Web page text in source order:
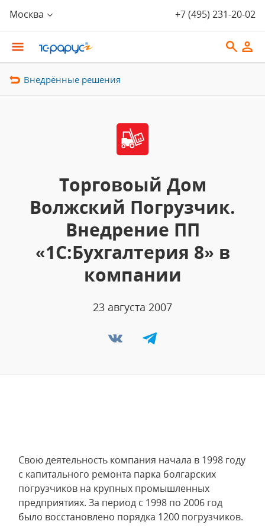
Москва +7 (495) 231-20-02
Внедрённые решения
Торговоый Дом
Волжский Погрузчик.
Внедрение ПП
«1С:Бухгалтерия 8» в
компании
23 августа 2007
Свою деятельность компания начала в 1998 году
с капитального ремонта парка болгарских
погрузчиков на крупных промышленных
предприятиях. За период с 1998 по 2006 год
было восстановлено порядка 1200 погрузчиков.